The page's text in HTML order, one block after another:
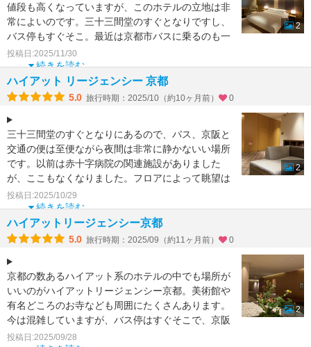
値段も高くなっていますが、このホテルの立地は非
常によいのです。三十三間堂のすぐとなりですし、
バス停もすぐそこ。最近は京都市バスに乗るのも一
苦労ですが、この
続きを読む
投稿日:2025/11/30
2
ハイアット リージェンシー 京都
5.0 旅行時期：2025/10（約10ヶ月前） 0
三十三間堂のすぐとなりにあるので、バス、京阪と
交通の便は至便ながら夜間は非常に静かないい場所
です。以前は赤十字病院の関連施設がありました
が、ここもなくなりました。フロアによって眺望は
全く異なります。地
続きを読む
投稿日:2025/10/29
2
ハイアットリージェンシー京都
5.0 旅行時期：2025/09（約11ヶ月前） 0
京都の数あるハイアット系のホテルの中でも場所が
いいのがハイアットリージェンシー京都。美術館や
有名どころのお寺なども周囲にたくさんあります。
今は混雑していますが、バス停はすぐそこで、京阪
の駅も徒歩圏。そ
投稿日:2025/09/28
2